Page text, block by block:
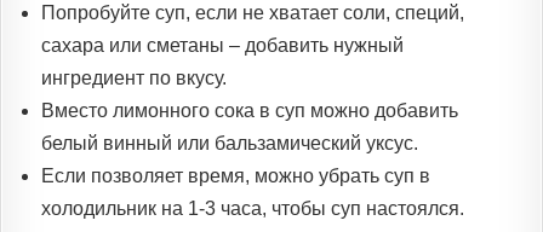
Попробуйте суп, если не хватает соли, специй,
сахара или сметаны – добавить нужный
ингредиент по вкусу.
Вместо лимонного сока в суп можно добавить
белый винный или бальзамический уксус.
Если позволяет время, можно убрать суп в
холодильник на 1-3 часа, чтобы суп настоялся.